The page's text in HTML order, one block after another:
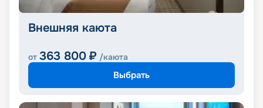
Внешняя каюта
от 363 800 ₽ /каюта
Выбрать